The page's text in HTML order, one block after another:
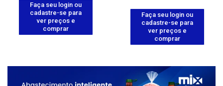
Faça seu login ou
cadastre-se para
ver preços e
comprar
Faça seu login ou
cadastre-se para
ver preços e
comprar